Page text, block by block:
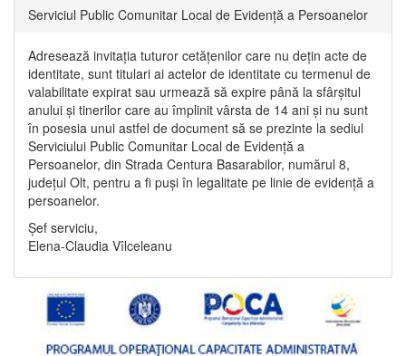
Serviciul Public Comunitar Local de Evidență a Persoanelor
Adresează invitația tuturor cetățenilor care nu dețin acte de
identitate, sunt titulari ai actelor de identitate cu termenul de
valabilitate expirat sau urmează să expire până la sfârșitul
anului și tinerilor care au împlinit vârsta de 14 ani și nu sunt
în posesia unui astfel de document să se prezinte la sediul
Serviciului Public Comunitar Local de Evidență a
Persoanelor, din Strada Centura Basarabilor, numărul 8,
județul Olt, pentru a fi puși în legalitate pe linie de evidență a
persoanelor.
Șef serviciu,
Elena-Claudia Vîlceleanu